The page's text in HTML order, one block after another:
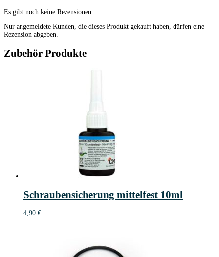
Es gibt noch keine Rezensionen.
Nur angemeldete Kunden, die dieses Produkt gekauft haben, dürfen eine
Rezension abgeben.
Zubehör Produkte
Schraubensicherung mittelfest 10ml
4,90 €